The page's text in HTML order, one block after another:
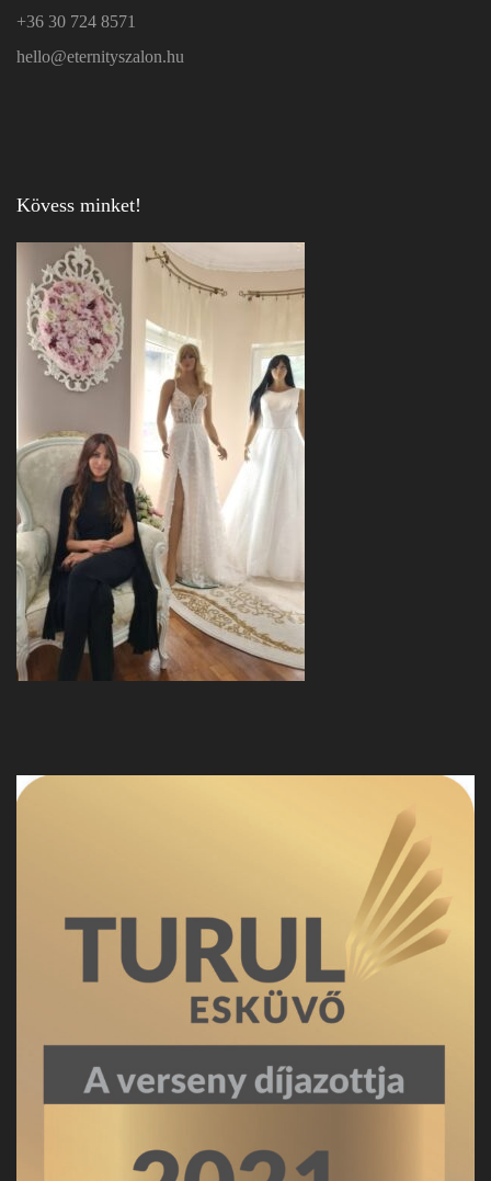
+36 30 724 8571
hello@eternityszalon.hu
Kövess minket!